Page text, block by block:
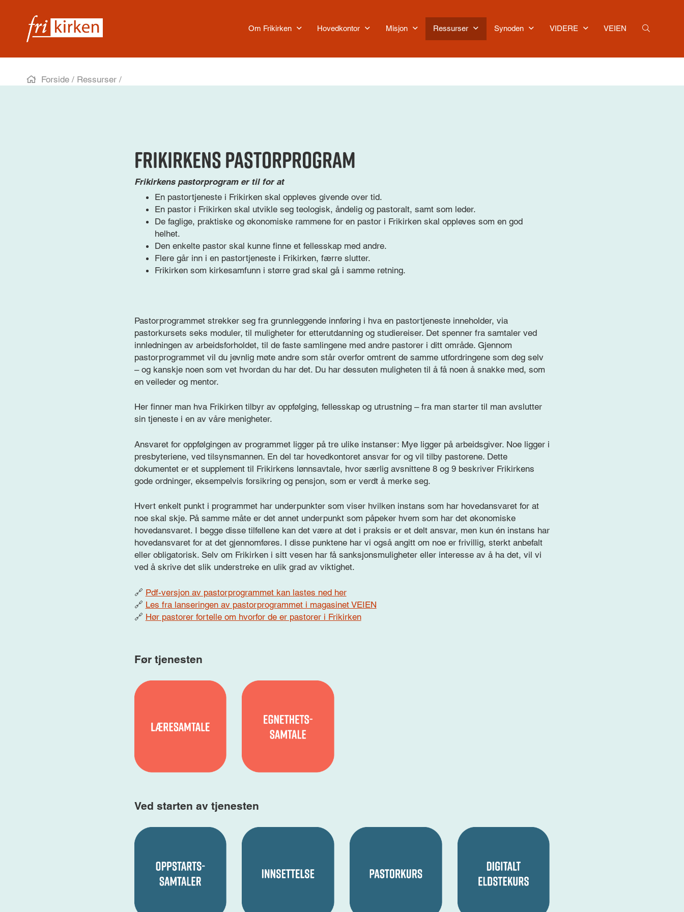
Om Frikirken Hovedkontor Misjon Ressurser Synoden VIDERE VEIEN
Forside / Ressurser /
Frikirkens pastorprogram
Frikirkens pastorprogram er til for at
En pastortjeneste i Frikirken skal oppleves givende over tid.
En pastor i Frikirken skal utvikle seg teologisk, åndelig og pastoralt, samt som leder.
De faglige, praktiske og økonomiske rammene for en pastor i Frikirken skal oppleves som en god
helhet.
Den enkelte pastor skal kunne finne et fellesskap med andre.
Flere går inn i en pastortjeneste i Frikirken, færre slutter.
Frikirken som kirkesamfunn i større grad skal gå i samme retning.
Pastorprogrammet strekker seg fra grunnleggende innføring i hva en pastortjeneste inneholder, via
pastorkursets seks moduler, til muligheter for etterutdanning og studiereiser. Det spenner fra samtaler ved
innledningen av arbeidsforholdet, til de faste samlingene med andre pastorer i ditt område. Gjennom
pastorprogrammet vil du jevnlig møte andre som står overfor omtrent de samme utfordringene som deg selv
– og kanskje noen som vet hvordan du har det. Du har dessuten muligheten til å få noen å snakke med, som
en veileder og mentor.
Her finner man hva Frikirken tilbyr av oppfølging, fellesskap og utrustning – fra man starter til man avslutter
sin tjeneste i en av våre menigheter.
Ansvaret for oppfølgingen av programmet ligger på tre ulike instanser: Mye ligger på arbeidsgiver. Noe ligger i
presbyteriene, ved tilsynsmannen. En del tar hovedkontoret ansvar for og vil tilby pastorene. Dette
dokumentet er et supplement til Frikirkens lønnsavtale, hvor særlig avsnittene 8 og 9 beskriver Frikirkens
gode ordninger, eksempelvis forsikring og pensjon, som er verdt å merke seg.
Hvert enkelt punkt i programmet har underpunkter som viser hvilken instans som har hovedansvaret for at
noe skal skje. På samme måte er det annet underpunkt som påpeker hvem som har det økonomiske
hovedansvaret. I begge disse tilfellene kan det være at det i praksis er et delt ansvar, men kun én instans har
hovedansvaret for at det gjennomføres. I disse punktene har vi også angitt om noe er frivillig, sterkt anbefalt
eller obligatorisk. Selv om Frikirken i sitt vesen har få sanksjonsmuligheter eller interesse av å ha det, vil vi
ved å skrive det slik understreke en ulik grad av viktighet.
🔗 Pdf-versjon av pastorprogrammet kan lastes ned her
🔗 Les fra lanseringen av pastorprogrammet i magasinet VEIEN
🔗 Hør pastorer fortelle om hvorfor de er pastorer i Frikirken
Før tjenesten
Ved starten av tjenesten